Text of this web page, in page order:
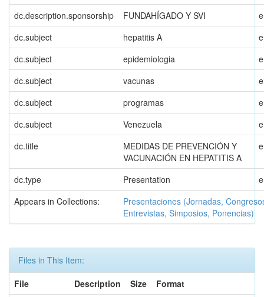
dc.description.sponsorship FUNDAHÍGADO Y SVI
dc.subject
hepatitis A
dc.subject
epidemiologia
dc.subject
vacunas
dc.subject
programas
dc.subject
Venezuela
dc.title
MEDIDAS DE PREVENCIÓN Y
VACUNACIÓN EN HEPATITIS A
dc.type Presentation
Appears in Collections:
Presentaciones (Jornadas,
Entrevistas, Simposios, Ponencias)
Files in This Item:
File
Description Size
Format